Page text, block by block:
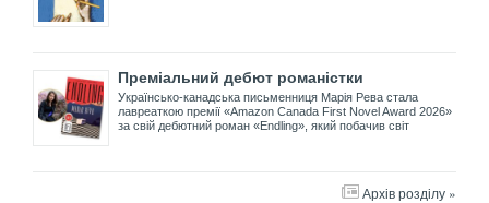
Преміальний дебют романістки
Українсько-канадська письменниця Марія Рева стала
лавреаткою премії «Amazon Canada First Novel Award 2026»
за свій дебютний роман «Endling», який побачив світ
Архів розділу »